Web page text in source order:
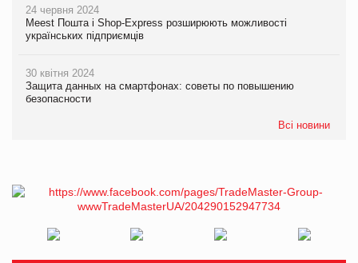
24 червня 2024
Meest Пошта і Shop-Express розширюють можливості
українських підприємців
30 квітня 2024
Защита данных на смартфонах: советы по повышению
безопасности
Всі новини